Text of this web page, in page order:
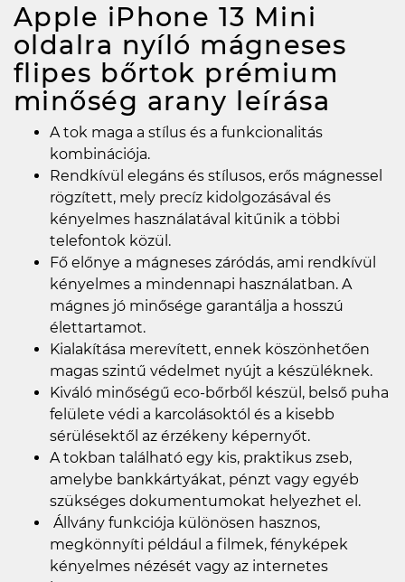
Apple iPhone 13 Mini
oldalra nyíló mágneses
flipes bőrtok prémium
minőség arany leírása
A tok maga a stílus és a funkcionalitás
kombinációja.
Rendkívül elegáns és stílusos, erős mágnessel
rögzített, mely precíz kidolgozásával és
kényelmes használatával kitűnik a többi
telefontok közül.
Fő előnye a mágneses záródás, ami rendkívül
kényelmes a mindennapi használatban. A
mágnes jó minősége garantálja a hosszú
élettartamot.
Kialakítása merevített, ennek köszönhetően
magas szintű védelmet nyújt a készüléknek.
Kiváló minőségű eco-bőrből készül, belső puha
felülete védi a karcolásoktól és a kisebb
sérülésektől az érzékeny képernyőt.
A tokban található egy kis, praktikus zseb,
amelybe bankkártyákat, pénzt vagy egyéb
szükséges dokumentumokat helyezhet el.
Állvány funkciója különösen hasznos,
megkönnyíti például a filmek, fényképek
kényelmes nézését vagy az internetes